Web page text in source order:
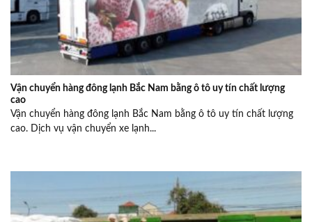
Vận chuyển hàng đông lạnh Bắc Nam bằng ô tô uy tín chất lượng
cao
Vận chuyển hàng đông lạnh Bắc Nam bằng ô tô uy tín chất lượng
cao. Dịch vụ vận chuyển xe lạnh...